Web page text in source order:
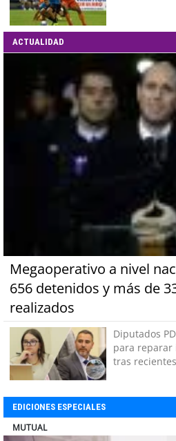
ACTUALIDAD
Megaoperativo a nivel
656 detenidos y más de
realizados
Diputados
para
tras
EDICIONES ESPECIALES
ENAP